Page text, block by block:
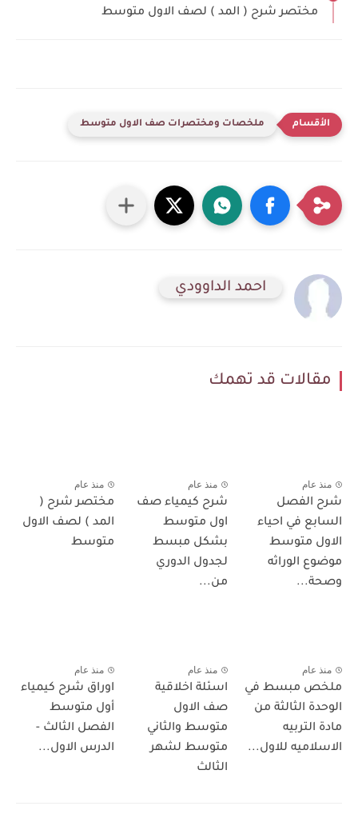
مختصر شرح ( المد ) لصف الاول متوسط
ملخصات ومختصرات صف الاول متوسط
احمد الداوودي
مقالات قد تهمك
منذ عام
شرح الفصل
السابع في احياء
الاول متوسط
موضوع الوراثه
وصحة...
منذ عام
شرح كيمياء صف
اول متوسط
بشكل مبسط
لجدول الدوري
من...
منذ عام
مختصر شرح (
المد ) لصف الاول
متوسط
منذ عام
ملخص مبسط في
الوحدة الثالثة من
مادة التربيه
الاسلاميه للاول...
منذ عام
اسئلة اخلاقية
صف الاول
متوسط والثاني
متوسط لشهر
الثالث
منذ عام
اوراق شرح كيمياء
أول متوسط
الفصل الثالث -
الدرس الاول...